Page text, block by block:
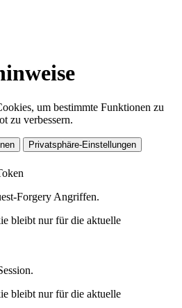
um bestimmte Funktionen zu
zu verbessern.
Privatsphäre-Einstellungen
Forgery Angriffen.
bleibt nur für die aktuelle
bleibt nur für die aktuelle